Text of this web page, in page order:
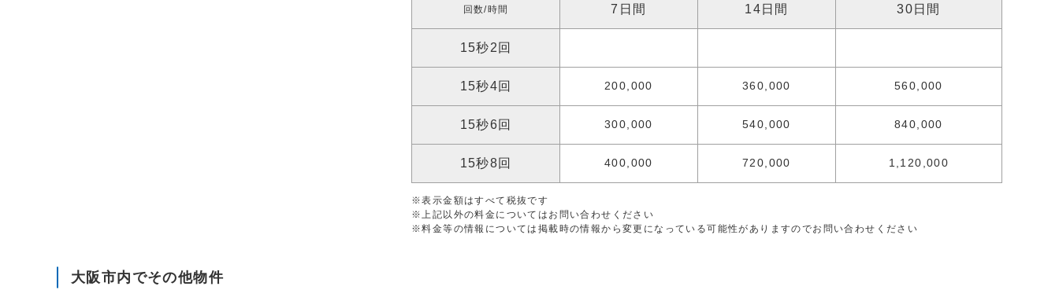
回数/時間 7日間 14日間 30日間
15秒2回
15秒4回 200,000 360,000 560,000
15秒6回 300,000 540,000 840,000
15秒8回 400,000 720,000 1,120,000
※表示金額はすべて税抜です
※上記以外の料金についてはお問い合わせください
※料金等の情報については掲載時の情報から変更になっている可能性がありますのでお問い合わせください
大阪市内でその他物件